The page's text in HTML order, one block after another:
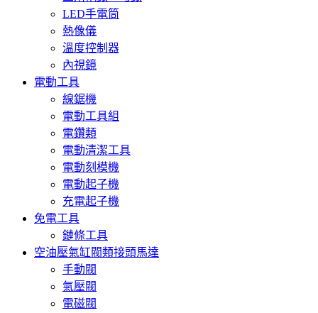
LED手電筒
熱像儀
溫度控制器
內視鏡
電動工具
線鋸機
電動工具組
電鑽類
電動清潔工具
電動刻模機
電動起子機
充電起子機
免電工具
鏈條工具
空油壓氣缸閥類接頭馬達
手動閥
氣壓閥
電磁閥